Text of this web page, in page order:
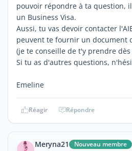
pouvoir répondre à ta question,
un Business Visa.
Aussi, tu vas devoir contacter
peuvent te fournir un document
(je te conseille de t'y prendre
Si tu as d'autres questions,
Emeline
Réagir Répondre
Meryna21 Nouveau membre